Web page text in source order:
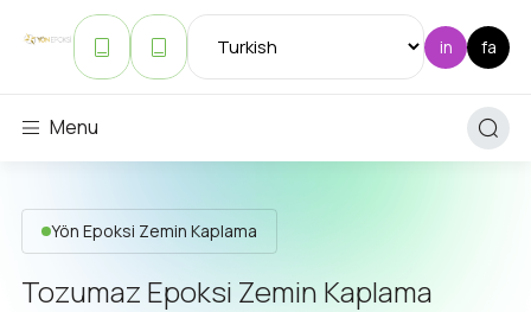
Menu
Yön Epoksi Zemin Kaplama
Tozumaz Epoksi Zemin Kaplama